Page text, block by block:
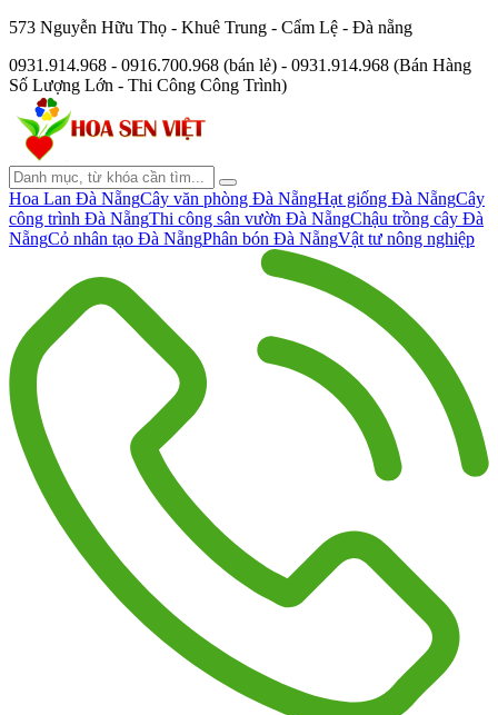
573 Nguyễn Hữu Thọ - Khuê Trung - Cẩm Lệ - Đà nẵng
0931.914.968 - 0916.700.968 (bán lẻ) - 0931.914.968 (Bán Hàng
Số Lượng Lớn - Thi Công Công Trình)
Hoa Lan Đà NẵngCây văn phòng Đà NẵngHạt giống Đà NẵngCây
công trình Đà NẵngThi công sân vườn Đà NẵngChậu trồng cây Đà
NẵngCỏ nhân tạo Đà NẵngPhân bón Đà NẵngVật tư nông nghiệp